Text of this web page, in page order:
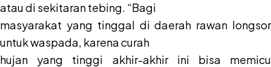
atau di sekitaran tebing. “Bagi
masyarakat yang tinggal di daerah rawan longsor
untuk waspada, karena curah
hujan yang tinggi akhir-akhir ini bisa memicu